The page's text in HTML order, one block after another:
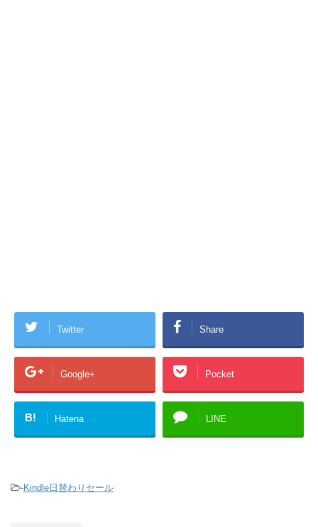
Twitter Share
Google+ Pocket
B! Hatena LINE
-Kindle日替わりセール